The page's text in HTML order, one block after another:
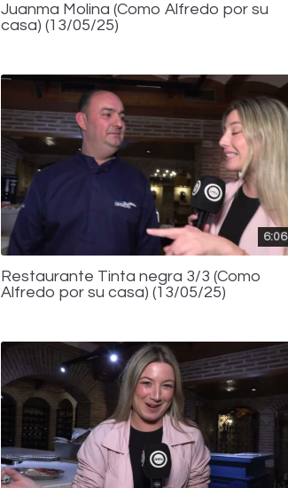
Juanma Molina (Como Alfredo por su
casa) (13/05/25)
6:06
Restaurante Tinta negra 3/3 (Como
Alfredo por su casa) (13/05/25)